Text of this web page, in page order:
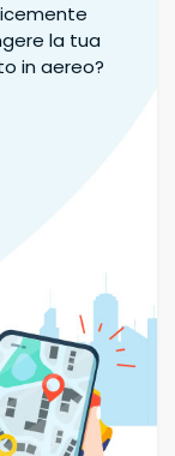
la tua
in aereo?